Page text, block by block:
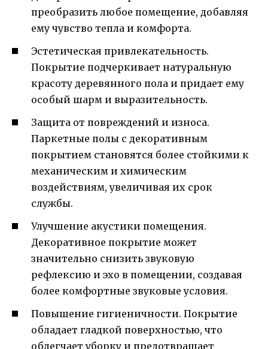
преобразить любое помещение, добавляя
ему чувство тепла и комфорта.
Эстетическая привлекательность.
Покрытие подчеркивает натуральную
красоту деревянного пола и придает ему
особый шарм и выразительность.
Защита от повреждений и износа.
Паркетные полы с декоративным
покрытием становятся более стойкими к
механическим и химическим
воздействиям, увеличивая их срок
службы.
Улучшение акустики помещения.
Декоративное покрытие может
значительно снизить звуковую
рефлексию и эхо в помещении, создавая
более комфортные звуковые условия.
Повышение гигиеничности. Покрытие
обладает гладкой поверхностью, что
облегчает уборку и предотвращает